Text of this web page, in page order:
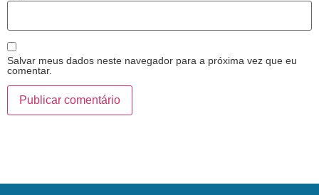
Salvar meus dados neste navegador para a próxima vez que eu
comentar.